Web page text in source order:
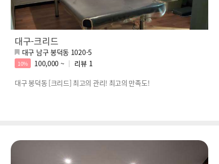
대구-크리드
대구 남구 봉덕동 1020-5
10% 100,000 ~ 리뷰 1
대구 봉덕동 [크리드] 최고의 관리! 최고의 만족도!